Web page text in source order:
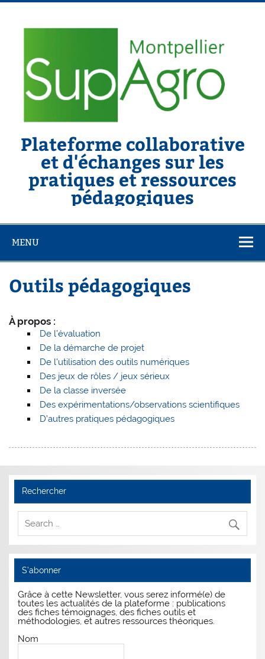
Skip
Plateforme collaborative
et d'échanges sur les
pratiques et ressources
pédagogiques
MENU
Outils pédagogiques
À propos :
De l’évaluation
De la démarche de projet
De l’utilisation des outils numériques
Des jeux de rôles / jeux sérieux
De la classe inversée
Des expérimentations/observations scientifiques
D’autres pratiques pédagogiques
Rechercher
S’abonner
Grâce à cette Newsletter, vous serez informé(e) de
toutes les actualités de la plateforme : publications
des fiches témoignages, des fiches outils et
méthodologies, et autres ressources théoriques.
Nom